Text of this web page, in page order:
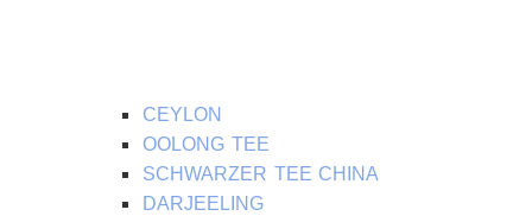
CEYLON
OOLONG TEE
SCHWARZER TEE CHINA
DARJEELING